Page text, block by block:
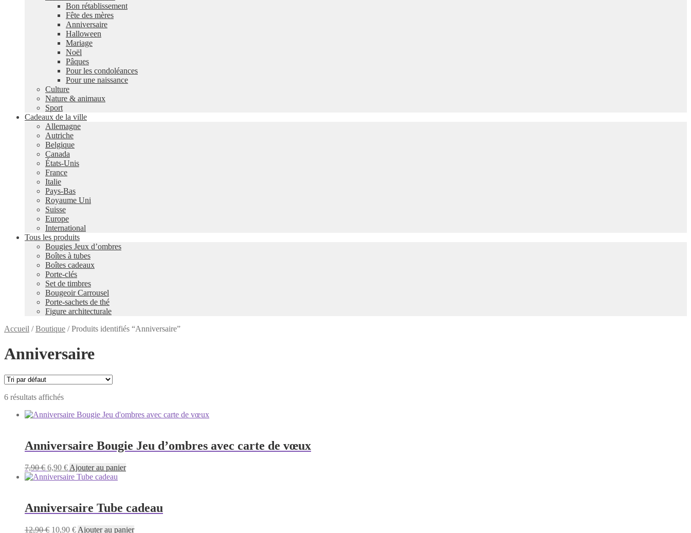
Bon rétablissement
Fête des mères
Anniversaire
Halloween
Mariage
Noël
Pâques
Pour les condoléances
Pour une naissance
Culture
Nature & animaux
Sport
Cadeaux de la ville
Allemagne
Autriche
Belgique
Canada
États-Unis
France
Italie
Pays-Bas
Royaume Uni
Suisse
Europe
International
Tous les produits
Bougies Jeux d’ombres
Boîtes à tubes
Boîtes cadeaux
Porte-clés
Set de timbres
Bougeoir Carrousel
Porte-sachets de thé
Figure architecturale
Accueil /Boutique /Produits identifiés “Anniversaire”
Anniversaire
6 résultats affichés
Anniversaire Bougie Jeu d’ombres avec carte de vœux
7,90€ Le
prix
7,90 €.
6,90 €Le
prix
6,90 €.
Ajouter au panier
Anniversaire Tube cadeau
12,90€ Le
10,90 €Le
Ajouter au panier